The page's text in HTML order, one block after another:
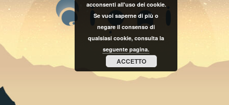
acconsenti all'uso dei cookie.
Se vuoi saperne di più o
negare il consenso di
qualsiasi cookie, consulta la
seguente pagina.
ACCETTO